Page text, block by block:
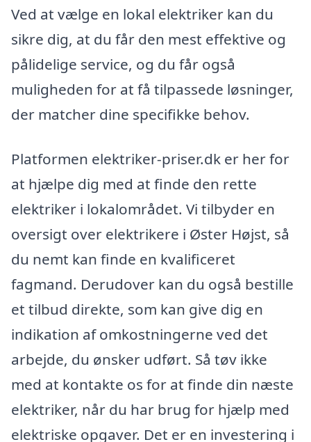
Ved at vælge en lokal elektriker kan du
sikre dig, at du får den mest effektive og
pålidelige service, og du får også
muligheden for at få tilpassede løsninger,
der matcher dine specifikke behov.
Platformen elektriker-priser.dk er her for
at hjælpe dig med at finde den rette
elektriker i lokalområdet. Vi tilbyder en
oversigt over elektrikere i Øster Højst, så
du nemt kan finde en kvalificeret
fagmand. Derudover kan du også bestille
et tilbud direkte, som kan give dig en
indikation af omkostningerne ved det
arbejde, du ønsker udført. Så tøv ikke
med at kontakte os for at finde din næste
elektriker, når du har brug for hjælp med
elektriske opgaver. Det er en investering i